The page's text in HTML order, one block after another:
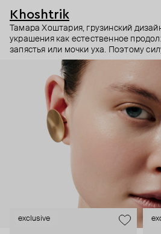
Khoshtrik
Тамара Хоштария, грузинский
украшения как естественное
запястья или мочки уха. Поэтому
будто застывшие в серебре
плавные и геометричные.
И в этом подходе есть что-то
легкостью силуэтов – буквально
гармония формы и содержания,
украшения вне времени и трендов.
exclusive